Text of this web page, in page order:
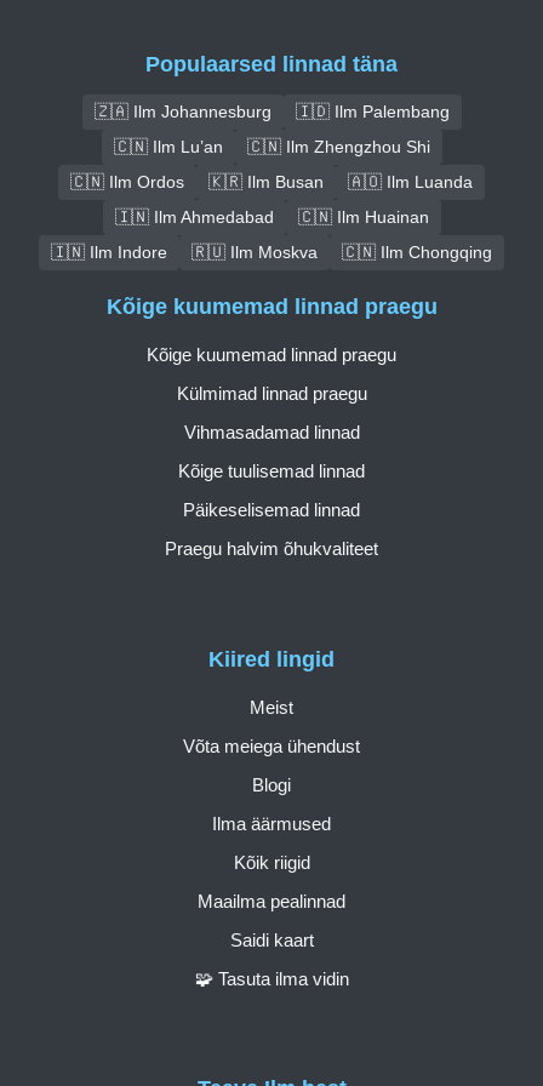
Populaarsed linnad täna
🇿🇦 Ilm Johannesburg
🇮🇩 Ilm Palembang
🇨🇳 Ilm Lu’an
🇨🇳 Ilm Zhengzhou Shi
🇨🇳 Ilm Ordos
🇰🇷 Ilm Busan
🇦🇴 Ilm Luanda
🇮🇳 Ilm Ahmedabad
🇨🇳 Ilm Huainan
🇮🇳 Ilm Indore
🇷🇺 Ilm Moskva 🇨🇳 Ilm Chongqing
Kiired lingid
Meist
Võta meiega ühendust
Blogi
Ilma äärmused
Kõik riigid
Maailma pealinnad
Saidi kaart
🧩 Tasuta ilma vidin
Kõige kuumemad linnad praegu
Kõige kuumemad linnad praegu
Külmimad linnad praegu
Vihmasadamad linnad
Kõige tuulisemad linnad
Päikeselisemad linnad
Praegu halvim õhukvaliteet